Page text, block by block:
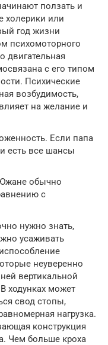
ползать и
холерики или
год жизни
психомоторного
двигательная
с его типом
Психические
возбудимость,
на желание и
Если папа
есть все шансы
обычно
с
нужно знать,
усаживать
неуверенно
вертикальной
ходунках может
свод стопы,
нагрузка.
конструкция
Чем больше кроха